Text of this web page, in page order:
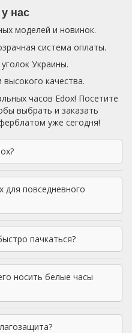
нас
моделей и новинок.
система оплаты.
Украины.
качества.
часов Edox! Посетите
выбрать и заказать
уже сегодня!
для повседневного
пачкаться?
носить белые часы